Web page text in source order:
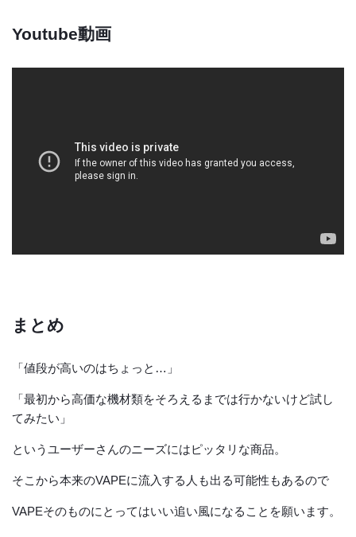
Youtube動画
まとめ
「値段が高いのはちょっと…」
「最初から高価な機材類をそろえるまでは行かないけど試し
てみたい」
というユーザーさんのニーズにはピッタリな商品。
そこから本来のVAPEに流入する人も出る可能性もあるので
VAPEそのものにとってはいい追い風になることを願います。